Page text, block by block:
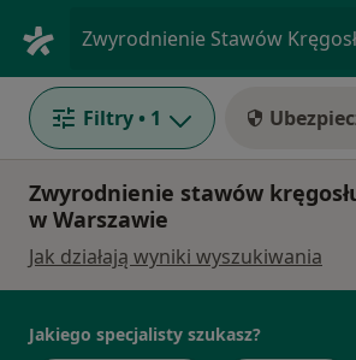
Filtry • 1
Zwyrodnienie stawów
w Warszawie
Jak działają wyniki wyszukiwania
Jakiego specjalisty szukasz?